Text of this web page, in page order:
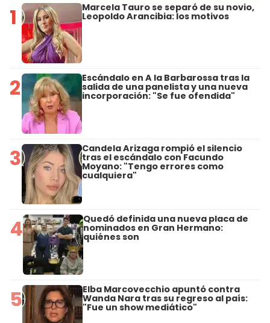
1 Marcela Tauro se separó de su novio,
Leopoldo Arancibia: los motivos
2 Escándalo en A la Barbarossa tras la
salida de una panelista y una nueva
incorporación: "Se fue ofendida"
3 Candela Arizaga rompió el silencio
tras el escándalo con Facundo
Moyano: "Tengo errores como
cualquiera"
4 Quedó definida una nueva placa de
nominados en Gran Hermano:
quiénes son
5 Elba Marcovecchio apuntó contra
Wanda Nara tras su regreso al país:
"Fue un show mediático"